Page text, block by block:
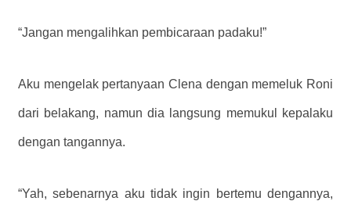
“Jangan mengalihkan pembicaraan padaku!”
Aku mengelak pertanyaan Clena dengan memeluk Roni
dari belakang, namun dia langsung memukul kepalaku
dengan tangannya.
“Yah, sebenarnya aku tidak ingin bertemu dengannya,